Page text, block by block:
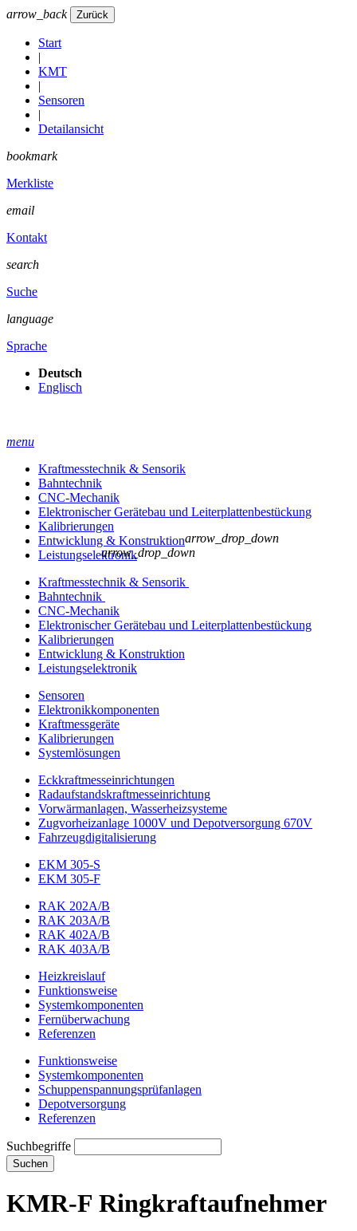
arrow_back
Start
|
KMT
|
Sensoren
|
Detailansicht
bookmark
Merkliste
email
Kontakt
search
Suche
language
Sprache
Deutsch
Englisch
menu
Kraftmesstechnik & Sensorik
Bahntechnik
CNC-Mechanik
Elektronischer Gerätebau und Leiterplatten­bestückung
Kalibrierungen
Entwicklung & Konstruktion
Leistungselektronik
Kraftmesstechnik & Sensorik
arrow_drop_down
Bahntechnik
arrow_drop_down
CNC-Mechanik
Elektronischer Gerätebau und Leiterplatten­bestückung
Kalibrierungen
Entwicklung & Konstruktion
Leistungselektronik
Sensoren
Elektronikkomponenten
Kraftmessgeräte
Kalibrierungen
Systemlösungen
Eckkraftmess­einrichtungen
Radaufstands­kraftmess­einrichtung
Vorwärmanlagen, Wasserheizsysteme
Zugvorheizanlage 1000V und Depotversorgung 670V
Fahrzeugdigitalisierung
EKM 305-S
EKM 305-F
RAK 202A/B
RAK 203A/B
RAK 402A/B
RAK 403A/B
Heizkreislauf
Funktionsweise
Systemkomponenten
Fernüberwachung
Referenzen
Funktionsweise
Systemkomponenten
Schuppenspannungs­prüfanlagen
Depotversorgung
Referenzen
Suchbegriffe
Suchen
KMR-F Ringkraftaufnehmer